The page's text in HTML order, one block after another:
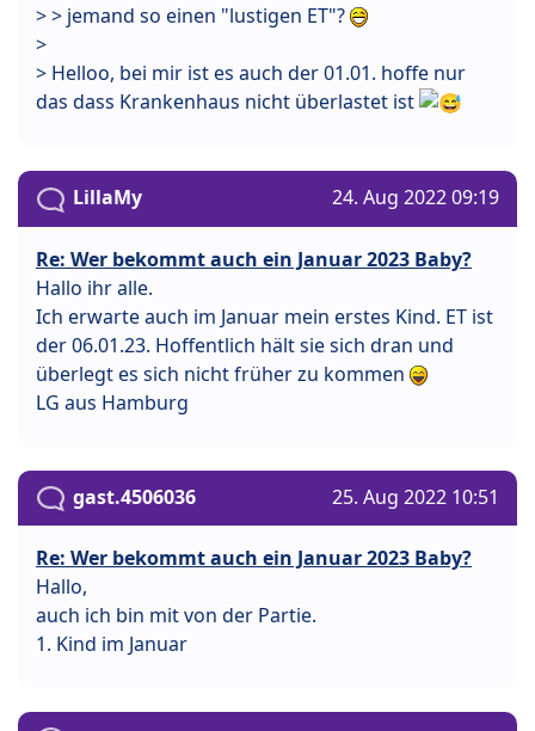
> > jemand so einen "lustigen ET"?
>
> Helloo, bei mir ist es auch der 01.01. hoffe nur
das dass Krankenhaus nicht überlastet ist
LillaMy 24. Aug 2022 09:19
Re: Wer bekommt auch ein Januar 2023 Baby?
Hallo ihr alle.
Ich erwarte auch im Januar mein erstes Kind. ET ist
der 06.01.23. Hoffentlich hält sie sich dran und
überlegt es sich nicht früher zu kommen
LG aus Hamburg
gast.4506036 25. Aug 2022 10:51
Re: Wer bekommt auch ein Januar 2023 Baby?
Hallo,
auch ich bin mit von der Partie.
1. Kind im Januar